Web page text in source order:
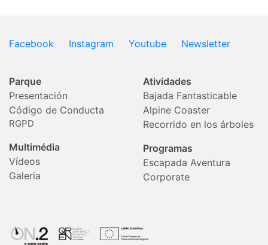
Facebook Instagram Youtube Newsletter
Parque
Presentación
Código de Conducta
RGPD
Multimédia
Vídeos
Galeria
Atividades
Bajada Fantasticable
Alpine Coaster
Recorrido en los árboles
Programas
Escapada Aventura
Corporate